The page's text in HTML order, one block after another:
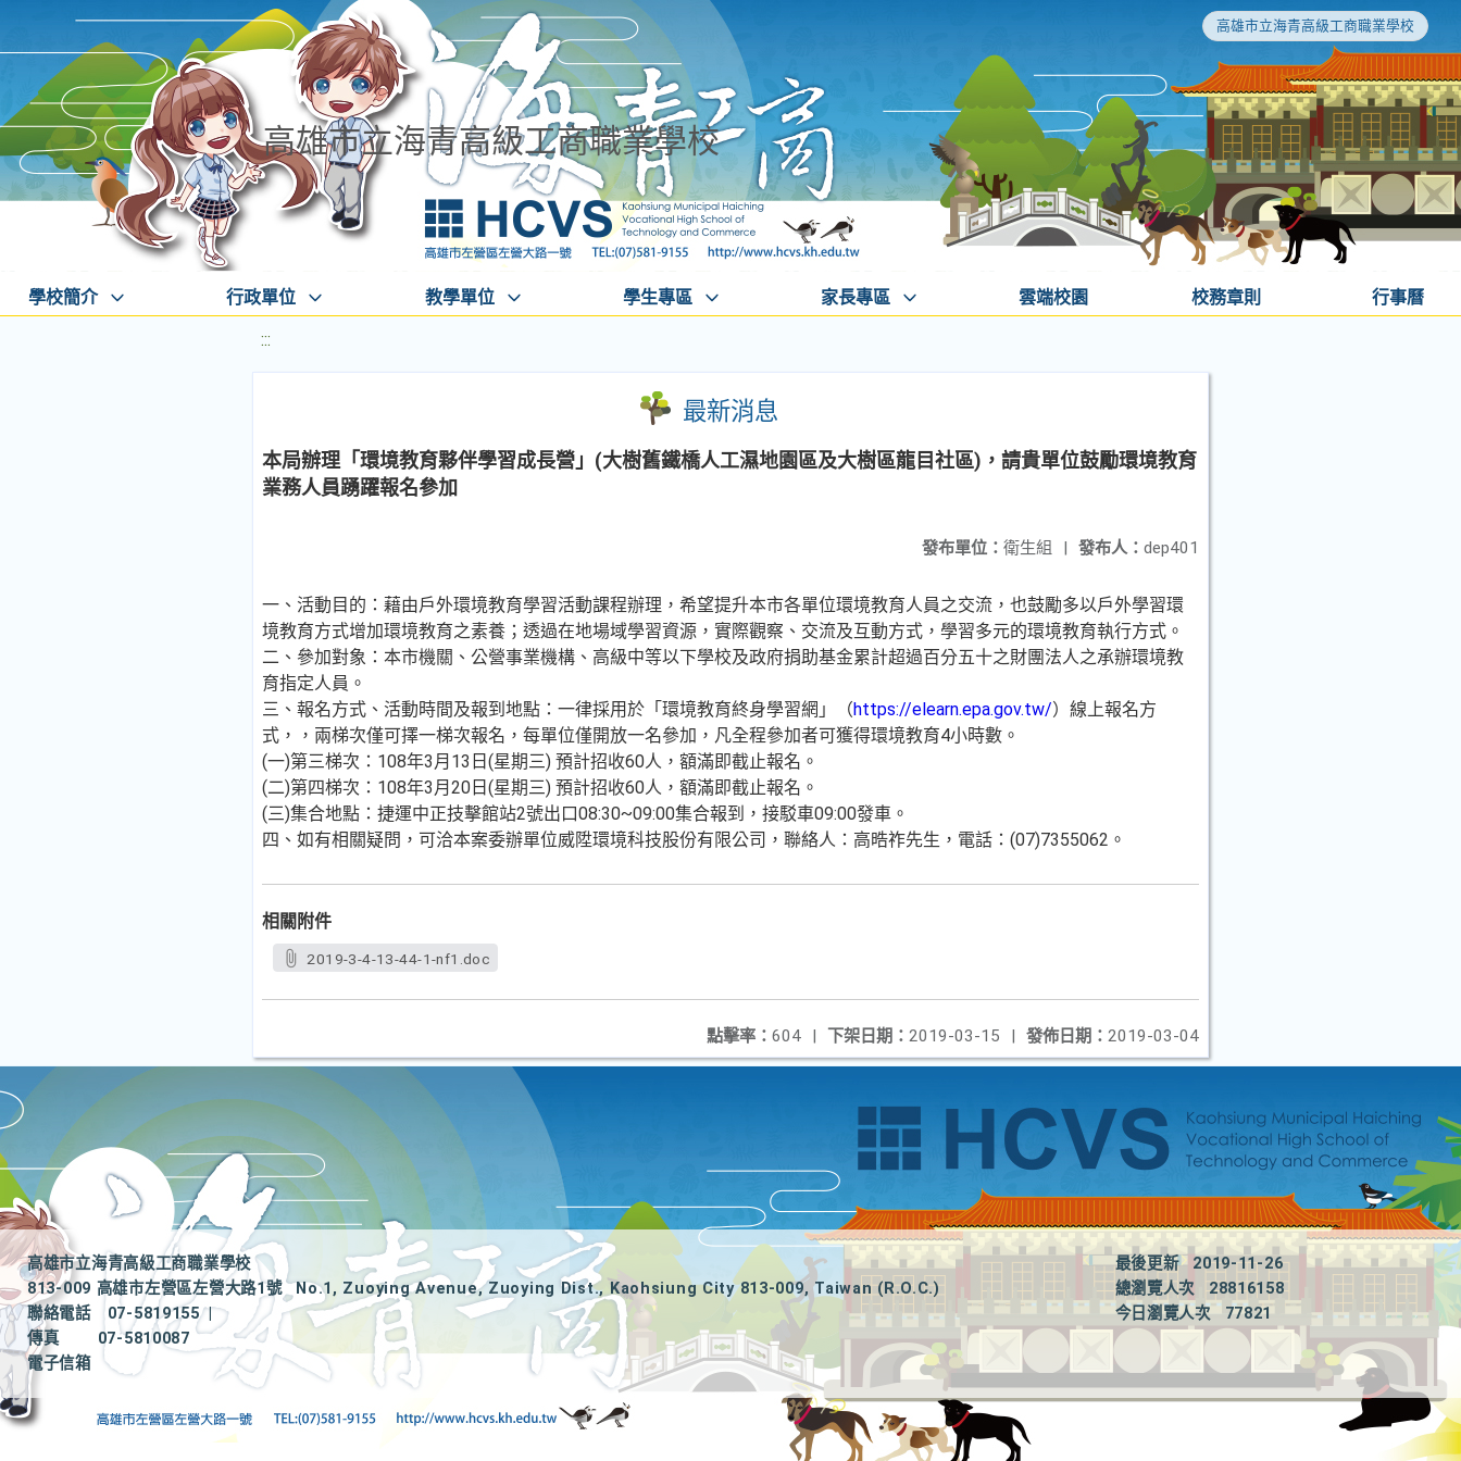
高雄市立海青高級工商職業學校
高雄市立海青高級工商職業學校
學校簡介 行政單位 教學單位 學生專區 家長專區 雲端校園 校務章則 行事曆
:::
最新消息
本局辦理「環境教育夥伴學習成長營」(大樹舊鐵橋人工濕地園區及大樹區龍目社區)，請貴單位鼓勵環境教育
業務人員踴躍報名參加
發布人： dep401
發布單位： 衛生組 |
一、活動目的：藉由戶外環境教育學習活動課程辦理，希望提升本市各單位環境教育人員之交流，也鼓勵多以戶外學習環
境教育方式增加環境教育之素養；透過在地場域學習資源，實際觀察、交流及互動方式，學習多元的環境教育執行方式。
二、參加對象：本市機關、公營事業機構、高級中等以下學校及政府捐助基金累計超過百分五十之財團法人之承辦環境教
育指定人員。
三、報名方式、活動時間及報到地點：一律採用於「環境教育終身學習網」（https://elearn.epa.gov.tw/）線上報名方
式，，兩梯次僅可擇一梯次報名，每單位僅開放一名參加，凡全程參加者可獲得環境教育4小時數。
(一)第三梯次：108年3月13日(星期三) 預計招收60人，額滿即截止報名。
(二)第四梯次：108年3月20日(星期三) 預計招收60人，額滿即截止報名。
(三)集合地點：捷運中正技擊館站2號出口08:30~09:00集合報到，接駁車09:00發車。
四、如有相關疑問，可洽本案委辦單位威陞環境科技股份有限公司，聯絡人：高晧祚先生，電話：(07)7355062。
相關附件
2019-3-4-13-44-1-nf1.doc
發佈日期： 2019-03-04
下架日期： 2019-03-15 |
點擊率： 604 |
高雄市立海青高級工商職業學校
813-009 高雄市左營區左營大路1號
No.1, Zuoying Avenue, Zuoying Dist., Kaohsiung City 813-009, Taiwan (R.O.C.)
聯絡電話
07-5819155
|
傳真
07-5810087
電子信箱
最後更新
2019-11-26
總瀏覽人次
28816158
今日瀏覽人次
77821